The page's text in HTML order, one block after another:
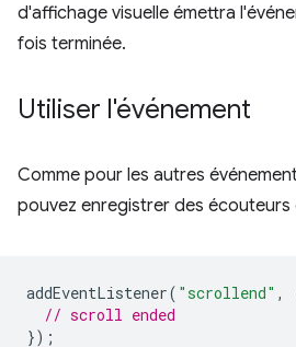
d'affichage visuelle émettra
fois terminée.
Utiliser l'événement
Comme pour les autres
pouvez enregistrer des écouteurs
addEventListener( "scrollend" ,
// scroll ended
});